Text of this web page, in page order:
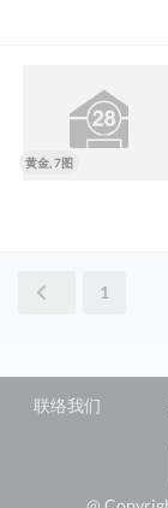
黄金, 7图
1
联络我们